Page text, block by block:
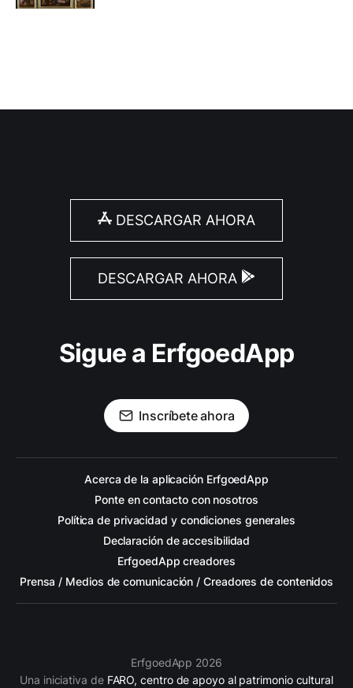
DESCARGAR AHORA
DESCARGAR AHORA
Sigue a ErfgoedApp
Inscríbete ahora
Acerca de la aplicación ErfgoedApp
Ponte en contacto con nosotros
Política de privacidad y condiciones generales
Declaración de accesibilidad
ErfgoedApp creadores
Prensa / Medios de comunicación / Creadores de contenidos
ErfgoedApp 2026
Una iniciativa de FARO, centro de apoyo al patrimonio cultural